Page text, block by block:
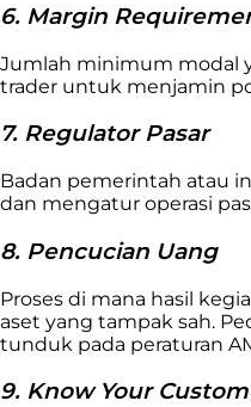
6. Margin
Jumlah minimum modal
trader untuk menjamin
7. Regulator Pasar
Badan pemerintah atau
dan mengatur operasi
8. Pencucian Uang
Proses di mana hasil
aset yang tampak sah.
tunduk pada peraturan
9. Know Your